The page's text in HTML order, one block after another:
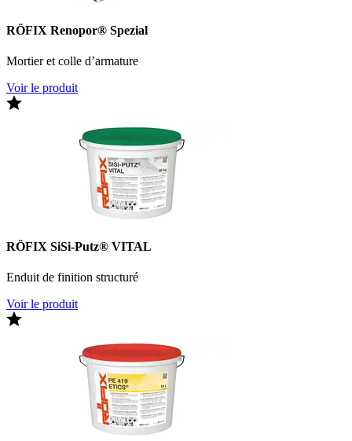
RÖFIX Renopor® Spezial
Mortier et colle d’armature
Voir le produit
RÖFIX SiSi-Putz® VITAL
Enduit de finition structuré
Voir le produit